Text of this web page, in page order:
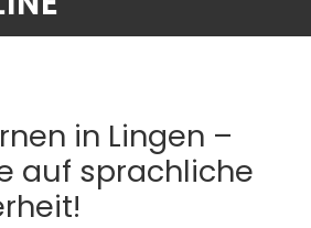
in Lingen –
auf sprachliche